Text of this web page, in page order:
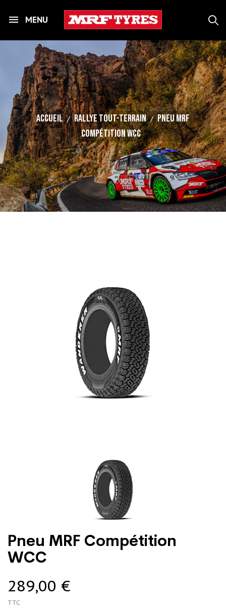
MENU
Accueil Rallye Tout-Terrain
Pneu MRF
Compétition WCC
Pneu MRF Compétition
WCC
289,00 €
TTC